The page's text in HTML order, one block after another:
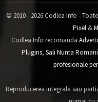
© 2010 - 2026 Codlea Info -
Pixel&
Codlea Info recomanda
Plugins, Sali Nunta
profesionale
Reproducerea integrala sau